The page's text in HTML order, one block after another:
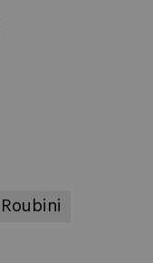
Roubini